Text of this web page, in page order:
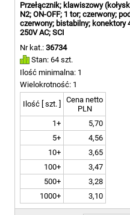
Przełącznik; klawiszowy
N2; ON-OFF; 1 tor; czerwony;
czerwony; bistabilny; konektory
250V AC; SCI
Nr kat.: 36734
Stan: 64 szt.
Ilość minimalna: 1
Wielokrotność: 1
Ilość [ szt. ]
Cena netto
PLN
1+
5,70
5+
4,56
10+
3,65
100+
3,47
500+
3,28
1000+
3,10